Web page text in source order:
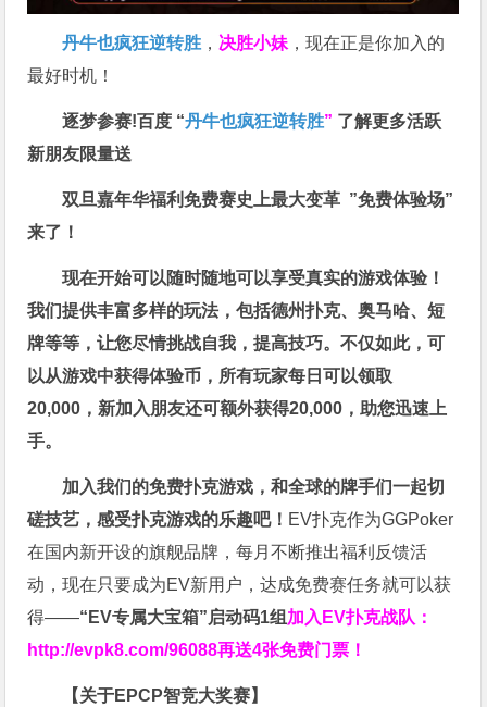
丹牛也疯狂逆转胜 ， 决胜小妹 ，现在正是你加入的
最好时机！
逐梦参赛!百度 “丹牛也疯狂逆转胜” 了解更多活跃
新朋友限量送
双旦嘉年华福利免费赛史上最大变革 ”免费体验场”
来了！
现在开始可以随时随地可以享受真实的游戏体验！
我们提供丰富多样的玩法，包括德州扑克、奥马哈、短
牌等等，让您尽情挑战自我，提高技巧。不仅如此，可
以从游戏中获得体验币，所有玩家每日可以领取
20,000，新加入朋友还可额外获得20,000，助您迅速上
手。
加入我们的免费扑克游戏，和全球的牌手们一起切
磋技艺，感受扑克游戏的乐趣吧！ EV扑克作为GGPoker
在国内新开设的旗舰品牌，每月不断推出福利反馈活
动，现在只要成为EV新用户，达成免费赛任务就可以获
得——“EV专属大宝箱”启动码1组 加入EV扑克战队：
http://evpk8.com/96088再送4张免费门票！
【关于EPCP智竞大奖赛】